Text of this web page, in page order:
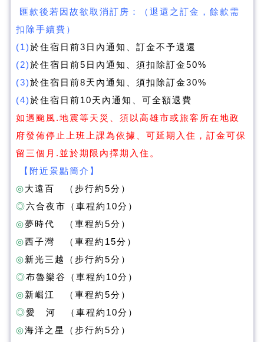
匯款後若因故欲取消訂房：（退還之訂金，餘款需
扣除手續費）
(1)於住宿日前3日內通知、訂金不予退還
(2)於住宿日前5日內通知、須扣除訂金50%
(3)於住宿日前8天內通知、須扣除訂金30%
(4)於住宿日前10天內通知、可全額退費
如遇颱風.地震等天災、須以高雄市或旅客所在地政
府發佈停止上班上課為依據、可延期入住，訂金可保
留三個月.並於期限內擇期入住。
【附近景點簡介】
◎大遠百 （步行約5分）
◎六合夜市（車程約10分）
◎夢時代 （車程約5分）
◎西子灣 （車程約15分）
◎新光三越（步行約5分）
◎布魯樂谷（車程約10分）
◎新崛江 （車程約5分）
◎愛 河 （車程約10分）
◎海洋之星（步行約5分）